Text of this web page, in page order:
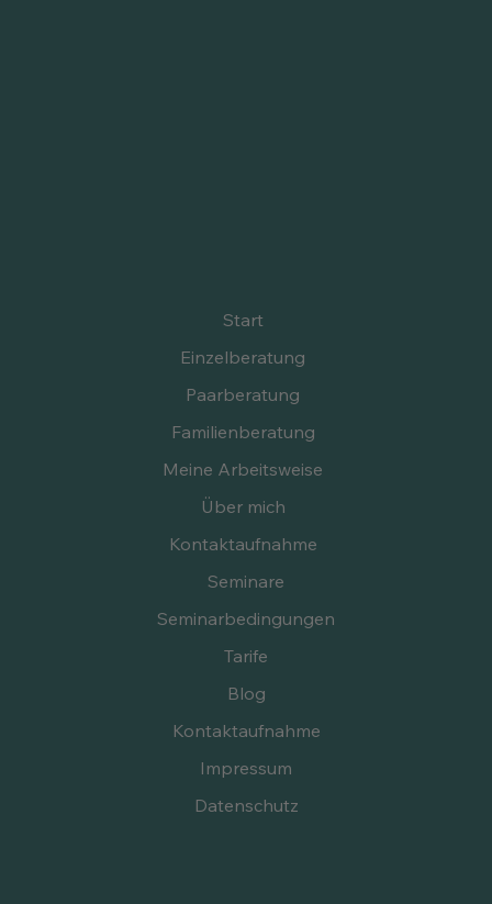
Start
Einzelberatung
Paarberatung
Familienberatung
Meine Arbeitsweise
Über mich
Kontaktaufnahme
Seminare
Seminarbedingungen
Tarife
Blog
Kontaktaufnahme
Impressum
Datenschutz